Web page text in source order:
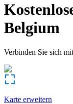
Belgium
Verbinden Sie sich
Karte erweitern